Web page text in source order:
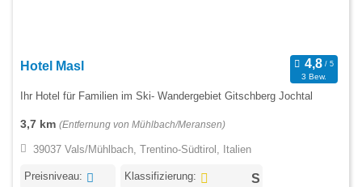
Hotel Masl
3 Bew.
Ihr Hotel für Familien im Ski- Wandergebiet Gitschberg Jochtal
3,7 km (Entfernung von Mühlbach/Meransen)
39037 Vals/Mühlbach, Trentino-Südtirol, Italien
Preisniveau: Klassifizierung: